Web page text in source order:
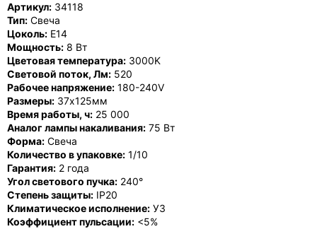
Артикул: 34118
Тип: Свеча
Цоколь: E14
Мощность: 8 Вт
Цветовая температура: 3000K
Световой поток, Лм: 520
Рабочее напряжение: 180-240V
Размеры: 37x125мм
Время работы, ч: 25 000
Аналог лампы накаливания: 75 Вт
Форма: Свеча
Количество в упаковке: 1/10
Гарантия: 2 года
Угол светового пучка: 240°
Степень защиты: IP20
Климатическое исполнение: У3
Коэффициент пульсации: <5%